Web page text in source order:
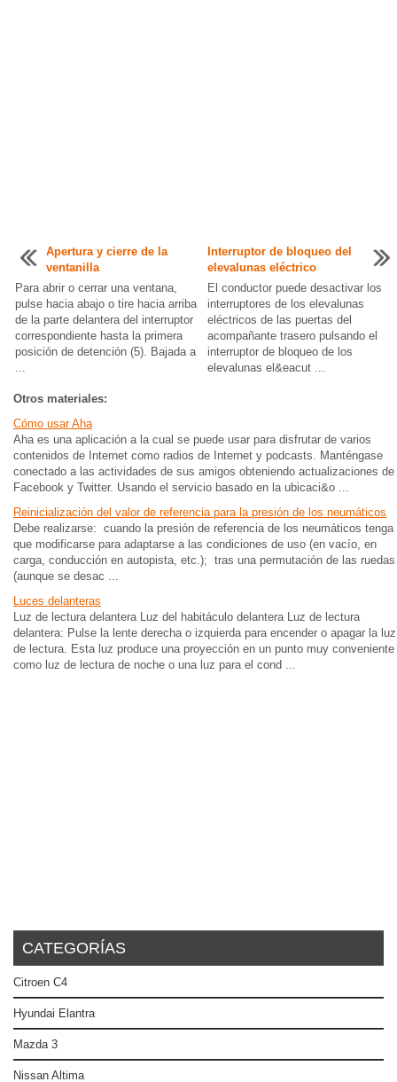
Apertura y cierre de la
ventanilla
Para abrir o cerrar una ventana,
pulse hacia abajo o tire hacia arriba
de la parte delantera del interruptor
correspondiente hasta la primera
posición de detención (5). Bajada a
...
Interruptor de bloqueo del
elevalunas eléctrico
El conductor puede desactivar los
interruptores de los elevalunas
eléctricos de las puertas del
acompañante trasero pulsando el
interruptor de bloqueo de los
elevalunas el&eacut ...
Otros materiales:
Cómo usar Aha
Aha es una aplicación a la cual se puede usar para disfrutar de varios
contenidos de Internet como radios de Internet y podcasts. Manténgase
conectado a las actividades de sus amigos obteniendo actualizaciones de
Facebook y Twitter. Usando el servicio basado en la ubicaci&o ...
Reinicialización del valor de referencia para la presión de los neumáticos
Debe realizarse: cuando la presión de referencia de los neumáticos tenga
que modificarse para adaptarse a las condiciones de uso (en vacío, en
carga, conducción en autopista, etc.); tras una permutación de las ruedas
(aunque se desac ...
Luces delanteras
Luz de lectura delantera Luz del habitáculo delantera Luz de lectura
delantera: Pulse la lente derecha o izquierda para encender o apagar la luz
de lectura. Esta luz produce una proyección en un punto muy conveniente
como luz de lectura de noche o una luz para el cond ...
CATEGORÍAS
Citroen C4
Hyundai Elantra
Mazda 3
Nissan Altima